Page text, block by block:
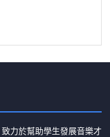
力於幫助學生發展音樂才